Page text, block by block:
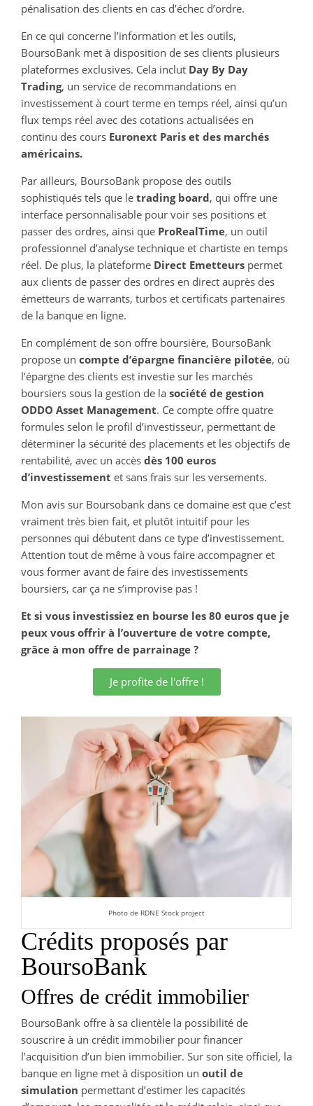
pénalisation des clients en cas d’échec d’ordre.
En ce qui concerne l’information et les outils,
BoursoBank met à disposition de ses clients plusieurs
plateformes exclusives. Cela inclut Day By Day
Trading, un service de recommandations en
investissement à court terme en temps réel, ainsi qu’un
flux temps réel avec des cotations actualisées en
continu des cours Euronext Paris et des marchés
américains.
Par ailleurs, BoursoBank propose des outils
sophistiqués tels que le trading board, qui offre une
interface personnalisable pour voir ses positions et
passer des ordres, ainsi que ProRealTime, un outil
professionnel d’analyse technique et chartiste en temps
réel. De plus, la plateforme Direct Emetteurs permet
aux clients de passer des ordres en direct auprès des
émetteurs de warrants, turbos et certificats partenaires
de la banque en ligne.
En complément de son offre boursière, BoursoBank
propose un compte d’épargne financière pilotée, où
l’épargne des clients est investie sur les marchés
boursiers sous la gestion de la société de gestion
ODDO Asset Management. Ce compte offre quatre
formules selon le profil d’investisseur, permettant de
déterminer la sécurité des placements et les objectifs de
rentabilité, avec un accès dès 100 euros
d’investissement et sans frais sur les versements.
Mon avis sur Boursobank dans ce domaine est que c’est
vraiment très bien fait, et plutôt intuitif pour les
personnes qui débutent dans ce type d’investissement.
Attention tout de même à vous faire accompagner et
vous former avant de faire des investissements
boursiers, car ça ne s’improvise pas !
Et si vous investissiez en bourse les 80 euros que je
peux vous offrir à l’ouverture de votre compte,
grâce à mon offre de parrainage ?
Je profite de l'offre !
Photo de RDNE Stock project
Crédits proposés par
BoursoBank
Offres de crédit immobilier
BoursoBank offre à sa clientèle la possibilité de
souscrire à un crédit immobilier pour financer
l’acquisition d’un bien immobilier. Sur son site officiel, la
banque en ligne met à disposition un outil de
simulation permettant d’estimer les capacités